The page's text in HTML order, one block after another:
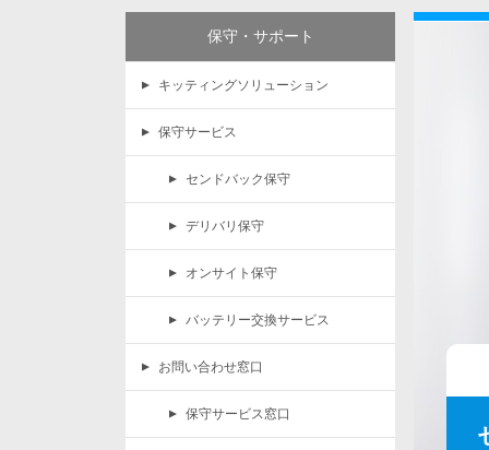
保守・サポート
キッティングソリューション
保守サービス
センドバック保守
デリバリ保守
オンサイト保守
バッテリー交換サービス
お問い合わせ窓口
保守サービス窓口